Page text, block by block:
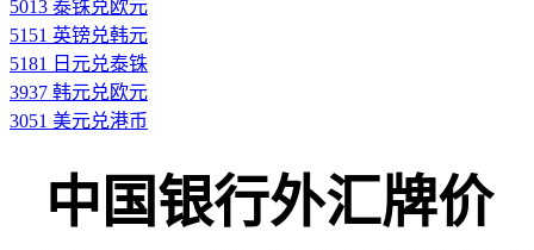
5013 泰铢兑欧元
5151 英镑兑韩元
5181 日元兑泰铢
3937 韩元兑欧元
3051 美元兑港币
中国银行外汇牌价